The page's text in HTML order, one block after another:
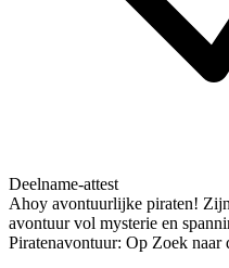
Deelname-attest
Ahoy avontuurlijke piraten!
avontuur vol mysterie en
Piratenavontuur: Op Zoek naar